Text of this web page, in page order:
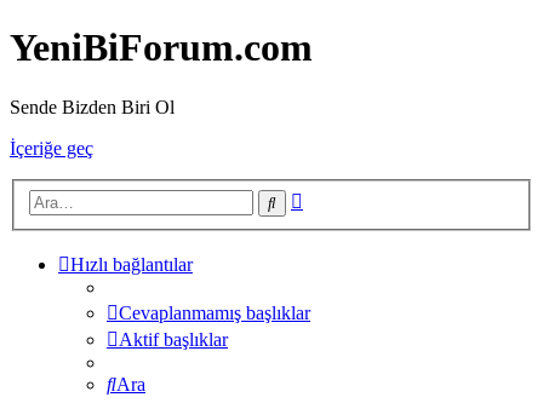
YeniBiForum.com
Sende Bizden Biri Ol
İçeriğe geç
Ara
Hızlı bağlantılar
Cevaplanmamış başlıklar
Aktif başlıklar
Ara